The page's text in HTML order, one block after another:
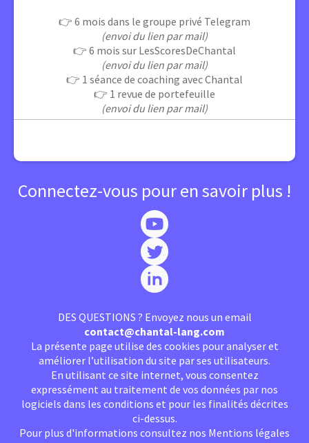
👉 6 mois dans le groupe privé Telegram
(envoi du lien par mail)
👉 6 mois sur LesScoresDeChantal
(envoi du lien par mail)
👉 1 séance de coaching avec Chantal
👉 1 revue de portefeuille
(envoi du lien par mail)
Connectez-vous pour en savoir plus !
DES QUESTIONS ? Envoyez nous un email
contact@chantal-lang.com
La présente page utilise des cookies pour analyser et
améliorer l’utilisation du site par ses utilisateurs.
En utilisant ce site internet, vous consentez
expressément au traitement de vos données par nos
logiciels dans les conditions et pour les finalités décrites
ci-dessus.
Pour plus d'informations consultez nos Mentions légales